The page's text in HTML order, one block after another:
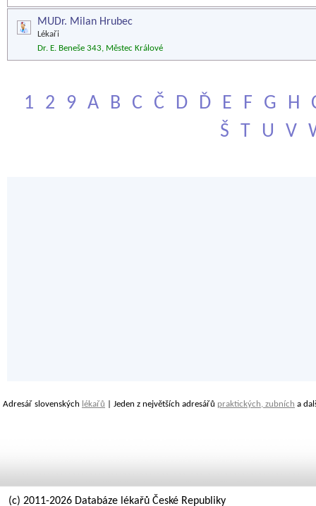
MUDr. Milan Hrubec
Lékaři
Dr. E. Beneše 343, Městec Králové
1 2 9 A B C Č D Ď E F G H
Š
T U V
Adresář slovenských lékařů | Jeden z největších adresářů praktických, zubních a
(c) 2011-2026 Databáze lékařů České Republiky